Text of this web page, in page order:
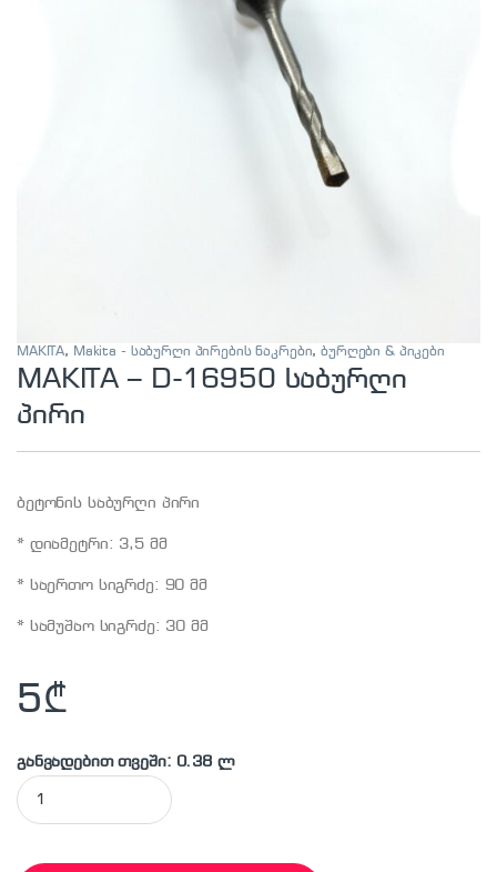
MAKITA, Makita - საბურღი პირების ნაკრები,ბურღები & პიკები
MAKITA – D-16950 საბურღი
პირი
ბეტონის საბურღი პირი
* დიამეტრი: 3,5 მმ
* საერთო სიგრძე: 90 მმ
* სამუშაო სიგრძე: 30 მმ
5₾
განვადებით თვეში: 0.38 ლ
MAKITA - D-16950 საბურღი პირი quantity